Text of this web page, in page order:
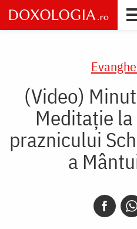
Skip
to
main
(Video)
Meditație
praznicului
a